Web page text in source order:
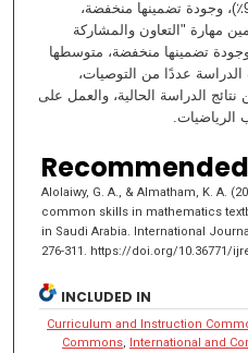
"التعلم الذاتي" منخفض، نسبته (9,7٪)، وجودة تضمينها منخفضة،
تضمين مهارة "التعاون والمشاركة
منخفض نسبته (3,4٪)، وجودة تضمينها منخفضة، متوسطها
الدراسة عددًا من التوصيات،
الدراسة الحالية، والعمل على
الرياضيات.
Alolaiwy, G. A., & Almatham, K. A.
common skills in mathematics
in Saudi Arabia. International
276-311. https://doi.org/10.36771/
INCLUDED IN
Curriculum and Instruction
Commons, International and